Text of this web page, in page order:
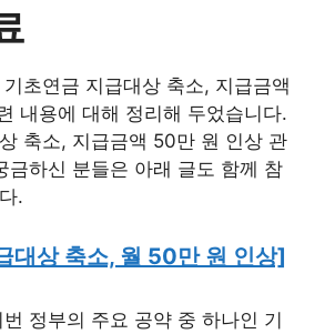
초연금 지급대상 축소, 지급금액
내용에 대해 정리해 두었습니다.
축소, 지급금액 50만 원 인상 관
금하신 분들은 아래 글도 함께 참
.
대상 축소, 월 50만 원 인상]
정부의 주요 공약 중 하나인 기